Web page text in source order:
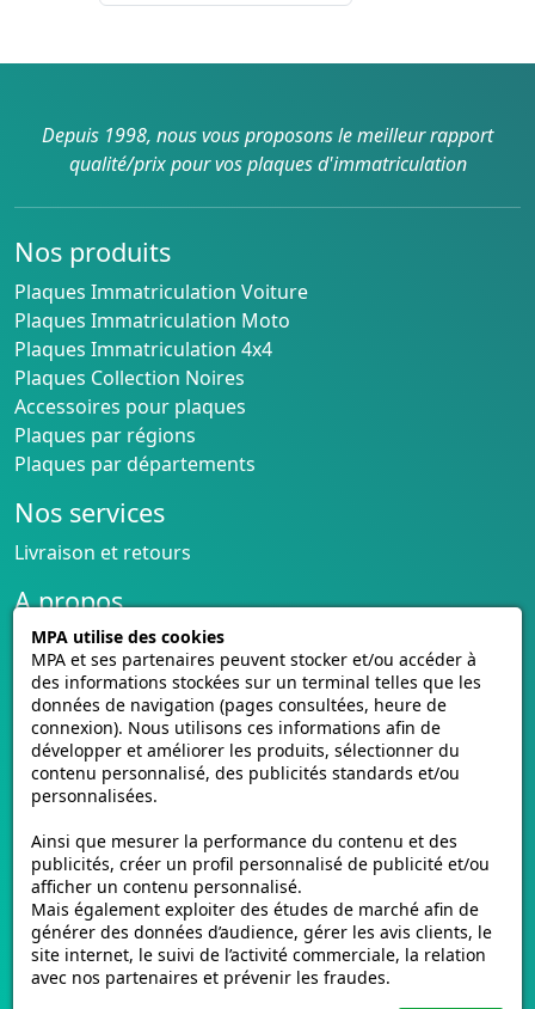
Depuis 1998, nous vous proposons le meilleur rapport
qualité/prix pour vos plaques d'immatriculation
Nos produits
Plaques Immatriculation Voiture
Plaques Immatriculation Moto
Plaques Immatriculation 4x4
Plaques Collection Noires
Accessoires pour plaques
Plaques par régions
Plaques par départements
Nos services
Livraison et retours
A propos
Conditions générales de vente
CGU cagnotte
Politique de cookies
Homologation des plaques
Vidéos de pose
Contactez-nous
Avis clients
E-mmat.fr
www.e-mmat.fr
440 Rue de la Pièce Léger
21160 Marsannay-la-Côte, FRANCE
MPA utilise des cookies
MPA et ses partenaires peuvent stocker et/ou accéder à
des informations stockées sur un terminal telles que les
données de navigation (pages consultées, heure de
connexion). Nous utilisons ces informations afin de
développer et améliorer les produits, sélectionner du
contenu personnalisé, des publicités standards et/ou
personnalisées.
Ainsi que mesurer la performance du contenu et des
publicités, créer un profil personnalisé de publicité et/ou
afficher un contenu personnalisé.
Mais également exploiter des études de marché afin de
générer des données d’audience, gérer les avis clients, le
site internet, le suivi de l’activité commerciale, la relation
avec nos partenaires et prévenir les fraudes.